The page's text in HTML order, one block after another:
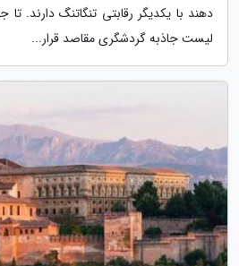
دهند با یکدیگر رقابتی تنگاتنگ دارند.
لیست جاذبه گردشگری مقاصد قرار...